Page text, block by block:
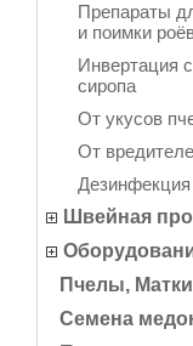
Препараты
и поимки
Инвертация
сиропа
От укусов
От
Дезинфекция
Швейная
Пчелы, Матки
Семена